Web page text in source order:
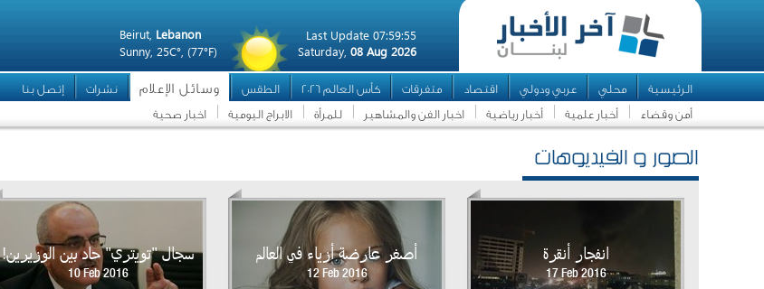
Last Update 07:59:55
Saturday, 08 Aug 2026
Beirut, Lebanon
Sunny, 25C°, (77°F)
الرئيسية محلي عربي ودولي اقتصاد متفرقات كأس العالم 2026 الطقس وسائل الإعلام نشرات
إتصل بنا
أمن وقضاء
أخبار علمية أخبار رياضية اخبار الفن والمشاهير للمرأة الابراج اليومية اخبار صحية
الصور و الفيديوهات
انفجار أنقرة
17 Feb 2016
أصغر عارضة أزياء في العالم
12 Feb 2016
سجال "تويتري" حاد بين الوزيرين!
10 Feb 2016